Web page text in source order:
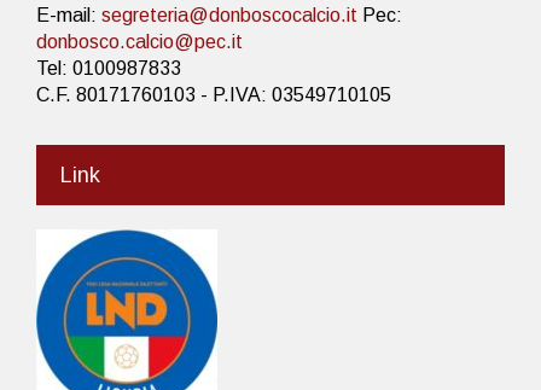
E-mail: segreteria@donboscocalcio.it Pec:
donbosco.calcio@pec.it
Tel: 0100987833
C.F. 80171760103 - P.IVA: 03549710105
Link